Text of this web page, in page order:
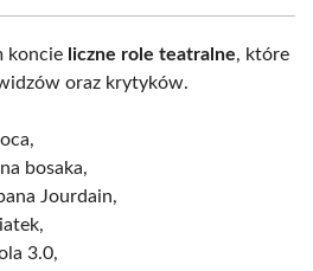
koncie liczne role teatralne, które
oraz krytyków.
bosaka,
Jourdain,
3.0,